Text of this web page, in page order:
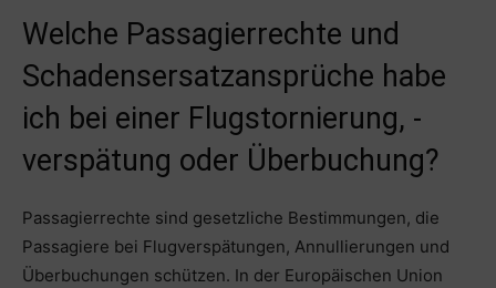
Welche Passagierrechte und
Schadensersatzansprüche habe
ich bei einer Flugstornierung, -
verspätung oder Überbuchung?
Passagierrechte sind gesetzliche Bestimmungen, die
Passagiere bei Flugverspätungen, Annullierungen und
Überbuchungen schützen. In der Europäischen Union